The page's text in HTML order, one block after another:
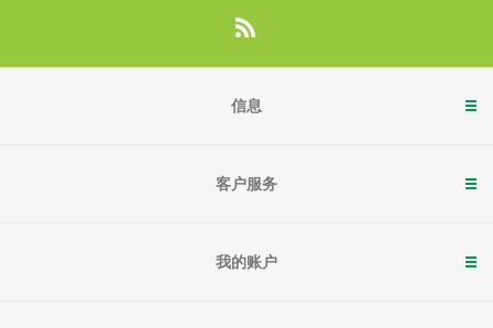
信息
客户服务
我的账户